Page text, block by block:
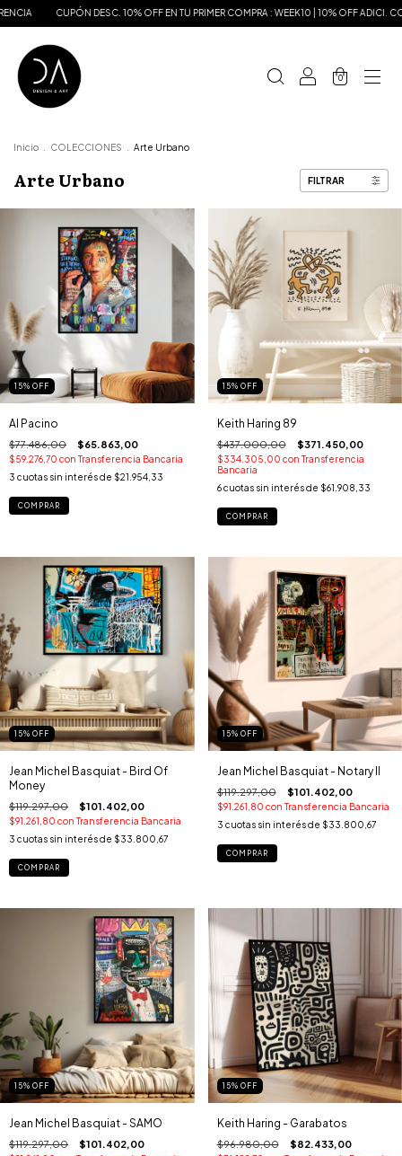
CUPÓN DESC. 10% OFF EN TU PRIMER COMPRA : WEEK10 | 10% OFF ADICI. CON
0
Inicio COLECCIONES Arte Urbano
Arte Urbano FILTRAR
15% OFF
Al Pacino
$77.486,00 $65.863,00
$59.276,70 con Transferencia Bancaria
3 cuotas sin interés de $21.954,33
COMPRAR
15% OFF
Keith Haring 89
$437.000,00 $371.450,00
$334.305,00 con Transferencia
Bancaria
6 cuotas sin interés de $61.908,33
COMPRAR
15% OFF
Jean Michel Basquiat - Bird Of
Money
$119.297,00 $101.402,00
$91.261,80 con Transferencia Bancaria
3 cuotas sin interés de $33.800,67
COMPRAR
15% OFF
Jean Michel Basquiat - Notary II
$119.297,00 $101.402,00
$91.261,80 con Transferencia Bancaria
3 cuotas sin interés de $33.800,67
COMPRAR
15% OFF
Jean Michel Basquiat - SAMO
$119.297,00 $101.402,00
15% OFF
Keith Haring - Garabatos
$96.980,00 $82.433,00